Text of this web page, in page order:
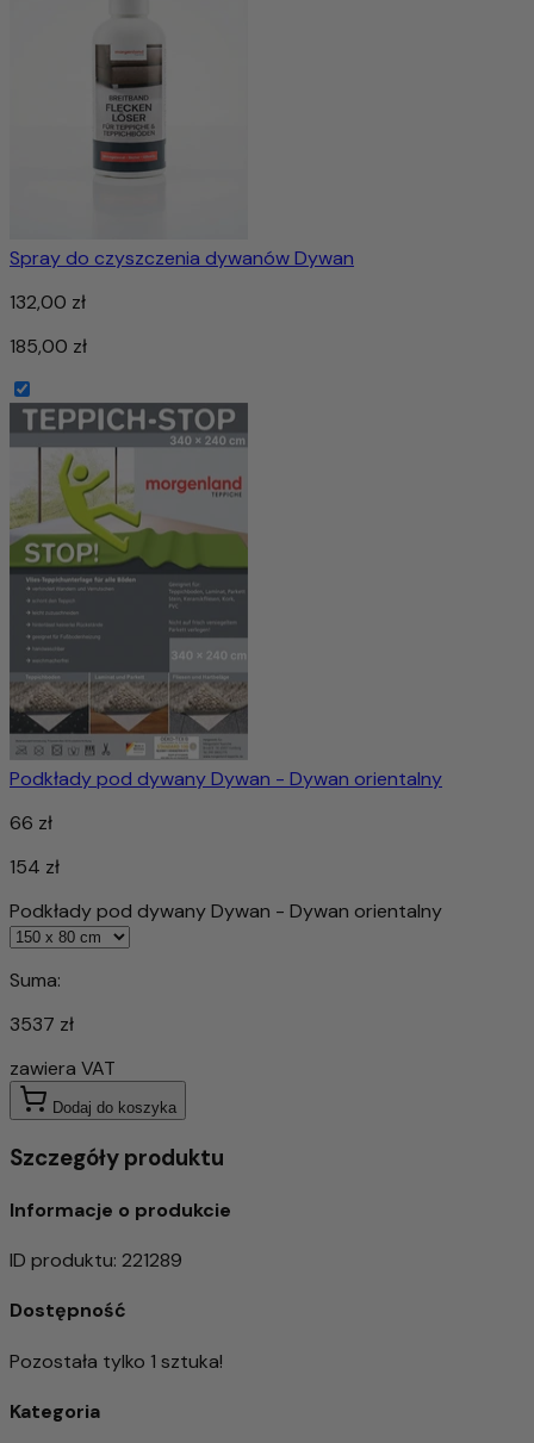
Spray do czyszczenia dywanów Dywan
132,00 zł
185,00 zł
Podkłady pod dywany Dywan - Dywan orientalny
66 zł
154 zł
Podkłady pod dywany Dywan - Dywan orientalny
Suma:
3537 zł
zawiera VAT
Dodaj do koszyka
Szczegóły produktu
Informacje o produkcie
ID produktu: 221289
Dostępność
Pozostała tylko 1 sztuka!
Kategoria